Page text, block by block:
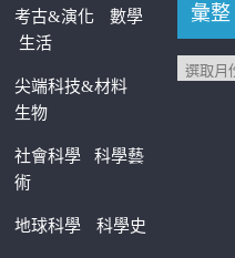
考古&演化
數學
生活
尖端科技&材料
生物
社會科學科學藝
術
地球科學 科學史
彙整